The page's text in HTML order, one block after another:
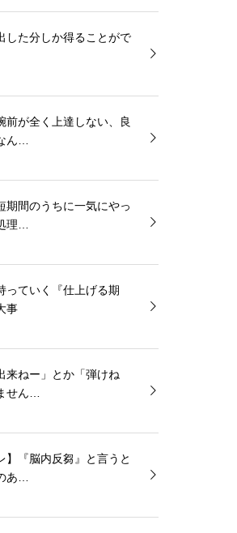
した分しか得ることがで
前が全く上達しない、良
ん…
期間のうちに一気にやっ
理…
っていく『仕上げる期
事
来ねー」とか「弾けね
せん…
】『脳内反芻』と言うと
あ…